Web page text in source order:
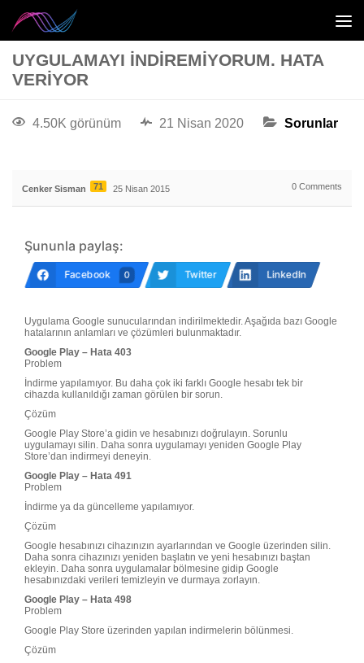
UYGULAMAYI İNDIREMIYORUM. HATA
VERIYOR
4.50K görünüm 21 Nisan 2020 Sorunlar
Cenker Sisman 71 25 Nisan 2015 0 Comments
Şununla paylaş:
Facebook 0 Twitter LinkedIn
Uygulama Google sunucularından indirilmektedir. Aşağıda bazı Google
hatalarının anlamları ve çözümleri bulunmaktadır.
Google Play – Hata 403
Problem
İndirme yapılamıyor. Bu daha çok iki farklı Google hesabı tek bir
cihazda kullanıldığı zaman görülen bir sorun.
Çözüm
Google Play Store’a gidin ve hesabınızı doğrulayın. Sorunlu
uygulamayı silin. Daha sonra uygulamayı yeniden Google Play
Store’dan indirmeyi deneyin.
Google Play – Hata 491
Problem
İndirme ya da güncelleme yapılamıyor.
Çözüm
Google hesabınızı cihazınızın ayarlarından ve Google üzerinden silin.
Daha sonra cihazınızı yeniden başlatın ve yeni hesabınızı baştan
ekleyin. Daha sonra uygulamalar bölmesine gidip Google
hesabınızdaki verileri temizleyin ve durmaya zorlayın.
Google Play – Hata 498
Problem
Google Play Store üzerinden yapılan indirmelerin bölünmesi.
Çözüm